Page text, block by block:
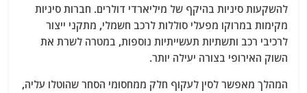
להשקעות סיניות בהיקף של מיליארדי דולרים. חברות סיניות
מקימות במרוקו מפעלי סוללות לרכב חשמלי, מתקני ייצור
לרכיבי רכב ותשתיות תעשייתיות נוספות, במטרה לשרת את
השוק האירופי בצורה יעילה יותר.
המהלך מאפשר לסין לעקוף חלק ממחסומי הסחר שהוטלו עליה,